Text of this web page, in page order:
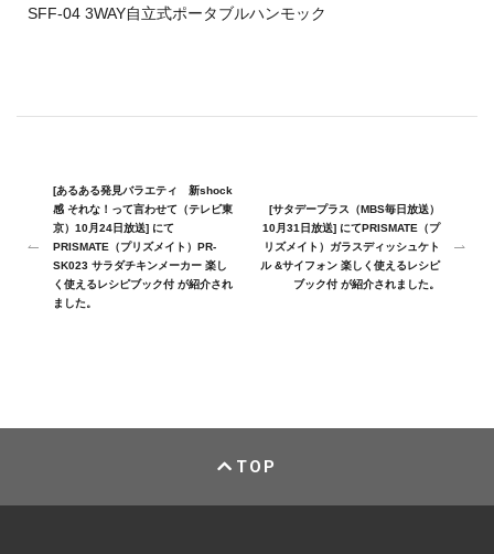
SFF-043WAY自立式ポータブルハンモック
[あるある発見バラエティ 新shock
感 それな！って言わせて（テレビ東
京）10月24日放送] にて
PRISMATE（プリズメイト）PR-
SK023 サラダチキンメーカー 楽し
く使えるレシピブック付 が紹介され
ました。
[サタデープラス（MBS毎日放送）
10月31日放送] にてPRISMATE（プ
リズメイト）ガラスディッシュケト
ル &サイフォン 楽しく使えるレシピ
ブック付 が紹介されました。
TOP